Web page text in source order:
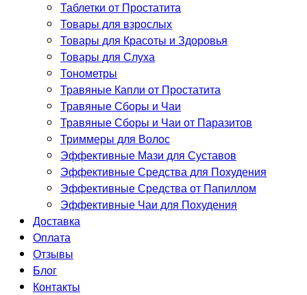
Таблетки от Простатита
Товары для взрослых
Товары для Красоты и Здоровья
Товары для Слуха
Тонометры
Травяные Капли от Простатита
Травяные Сборы и Чаи
Травяные Сборы и Чаи от Паразитов
Триммеры для Волос
Эффективные Мази для Суставов
Эффективные Средства для Похудения
Эффективные Средства от Папиллом
Эффективные Чаи для Похудения
Доставка
Оплата
Отзывы
Блог
Контакты